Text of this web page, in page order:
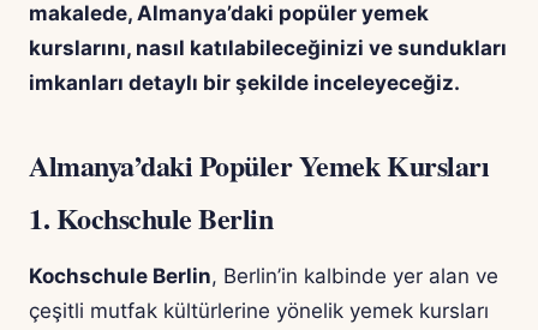
makalede, Almanya’daki popüler yemek
kurslarını, nasıl katılabileceğinizi ve sundukları
imkanları detaylı bir şekilde inceleyeceğiz.
Almanya’daki Popüler Yemek Kursları
1.Kochschule Berlin
Kochschule Berlin, Berlin’in kalbinde yer alan ve
çeşitli mutfak kültürlerine yönelik yemek kursları